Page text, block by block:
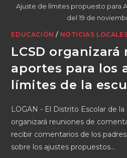
Ajuste de límites propuesto para
del 19 de
EDUCACIÓN / NOTICIAS
LCSD
aportes para los
límites de la
LOGAN - El Distrito Escolar de
organizará reuniones de
recibir comentarios de los
sobre los ajustes propuestos…